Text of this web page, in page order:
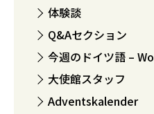
体験談
Q&Aセクション
今週のドイツ語 –
大使館スタッフ
Adventskalender